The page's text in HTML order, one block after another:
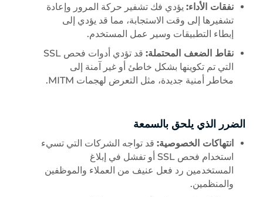
نفقات الأداء: يؤدي فك تشفير حركة المرور وإعادة
تشفيرها إلى وقت الاستجابة، مما قد يؤدي إلى
إبطاء التطبيقات وسير عمل المستخدم.
نقاط الضعف المحتملة:
قد تؤدي أدوات فحص SSL
التي تم تكوينها بشكل خاطئ أو غير آمنة إلى
مخاطر أمنية جديدة، مثل التعرض لهجمات MITM.
الضرر الذي يلحق بالسمعة
انتهاكات الخصوصية: قد تواجه الشركات التي تسيء
استخدام فحص SSL أو تفشل في إبلاغ
المستخدمين رد فعل عنيف من العملاء والموظفين
والمنظمين.